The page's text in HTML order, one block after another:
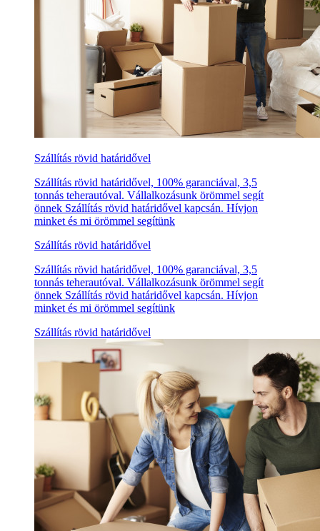
Szállítás rövid határidővel
Szállítás rövid határidővel, 100% garanciával, 3,5
tonnás teherautóval. Vállalkozásunk örömmel segít
önnek Szállítás rövid határidővel kapcsán. Hívjon
minket és mi örömmel segítünk
Szállítás rövid határidővel
Szállítás rövid határidővel, 100% garanciával, 3,5
tonnás teherautóval. Vállalkozásunk örömmel segít
önnek Szállítás rövid határidővel kapcsán. Hívjon
minket és mi örömmel segítünk
Szállítás rövid határidővel